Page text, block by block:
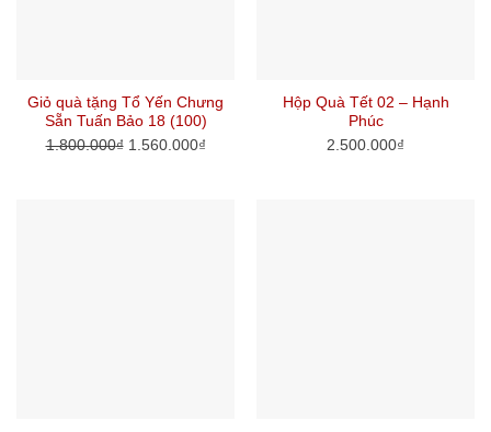
Giỏ quà tặng Tổ Yến Chưng
Sẵn Tuấn Bảo 18 (100)
1.800.000₫ 1.560.000₫
Hộp Quà Tết 02 – Hạnh
Phúc
2.500.000₫